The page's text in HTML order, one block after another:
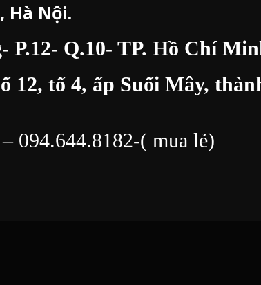
Hà Nội.
Q.10- TP. Hồ Chí
12, tổ 4, ấp Suối Mây,
094.644.8182-( mua lẻ)